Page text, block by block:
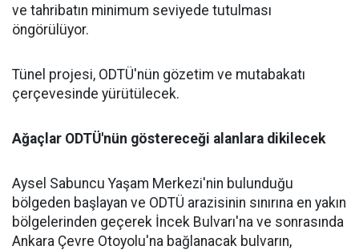
ve tahribatın minimum seviyede tutulması
öngörülüyor.
Tünel projesi, ODTÜ'nün gözetim ve mutabakatı
çerçevesinde yürütülecek.
Ağaçlar ODTÜ'nün göstereceği alanlara dikilecek
Aysel Sabuncu Yaşam Merkezi'nin bulunduğu
bölgeden başlayan ve ODTÜ arazisinin sınırına en yakın
bölgelerinden geçerek İncek Bulvarı'na ve sonrasında
Ankara Çevre Otoyolu'na bağlanacak bulvarın,